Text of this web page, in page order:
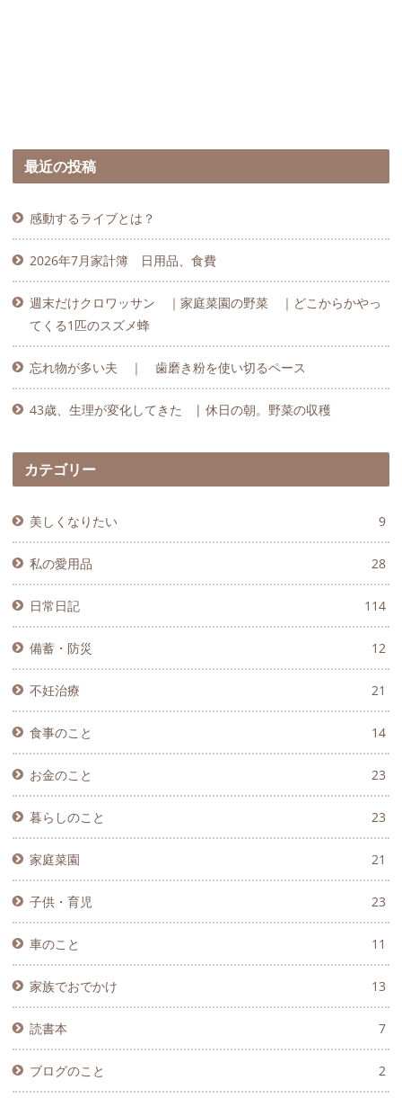
最近の投稿
感動するライブとは？
2026年7月家計簿 日用品、食費
週末だけクロワッサン ｜家庭菜園の野菜 ｜どこからかやっ
てくる1匹のスズメ蜂
忘れ物が多い夫 ｜ 歯磨き粉を使い切るペース
43歳、生理が変化してきた | 休日の朝。野菜の収穫
カテゴリー
美しくなりたい 9
私の愛用品 28
日常日記 114
備蓄・防災 12
不妊治療 21
食事のこと 14
お金のこと 23
暮らしのこと 23
家庭菜園 21
子供・育児 23
車のこと 11
家族でおでかけ 13
読書本 7
ブログのこと 2